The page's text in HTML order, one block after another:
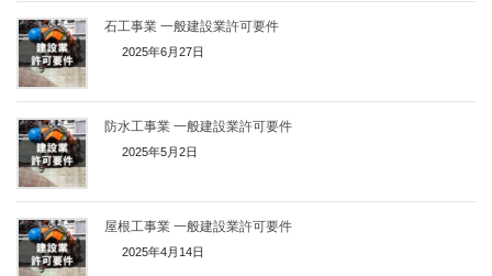
石工事業 一般建設業許可要件
2025年6月27日
防水工事業 一般建設業許可要件
2025年5月2日
屋根工事業 一般建設業許可要件
2025年4月14日